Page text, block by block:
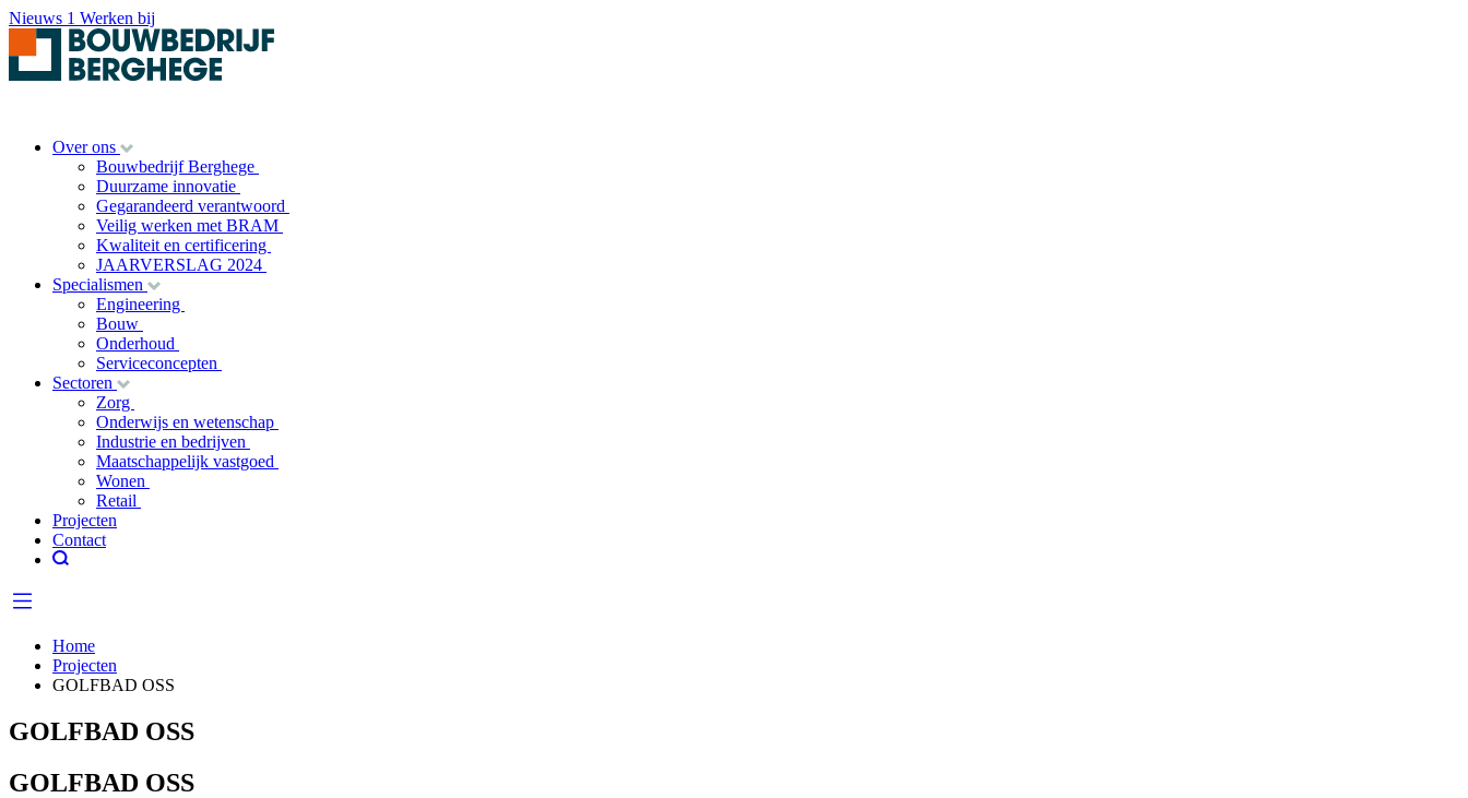
Nieuws 1 Werken bij
Over ons
Bouwbedrijf Berghege
Duurzame innovatie
Gegarandeerd verantwoord
Veilig werken met BRAM
Kwaliteit en certificering
JAARVERSLAG 2024
Specialismen
Engineering
Bouw
Onderhoud
Serviceconcepten
Sectoren
Zorg
Onderwijs en wetenschap
Industrie en bedrijven
Maatschappelijk vastgoed
Wonen
Retail
Projecten
Contact
Home
Projecten
GOLFBAD OSS
GOLFBAD OSS
GOLFBAD OSS